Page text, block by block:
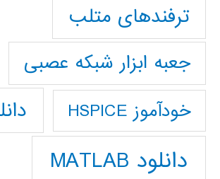
ترفندهای متلب
جعبه ابزار شبکه عصبی
خودآموز HSPICE
دانلود MATLAB